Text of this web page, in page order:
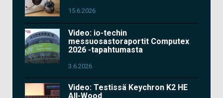
15.6.2026
Video: io-techin
messuosastoraportit Computex
2026 -tapahtumasta
3.6.2026
Video: Testissä Keychron K2 HE
All-Wood